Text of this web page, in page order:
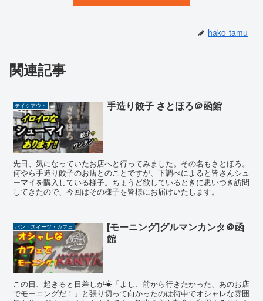
hako-tamu
関連記事
テイクアウト 手造り餃子 さとほろ＠函館
先日、気になっていたお店へと行ってみました。その名もさとほろ。
何やら手造り餃子のお店とのことですが、下調べによると皆さんシュ
ーマイを購入している様子。ちょうど欲しているときに思いつき訪問
してきたので、今回はその様子を皆様にお届けいたします。
パン・スイーツ・カフェ
[モーニング]グルマンカンタ＠函
館
この日、起きると日差しが☀「よし、前から行きたかった、あのお店
でモーニングだ！」と張り切って向かったのは街中でオシャレな雰囲